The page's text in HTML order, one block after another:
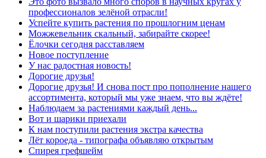
профессионалов зелёной отрасли!
Успейте купить растения по прошлогним ценам
Можжевельник скальный, забирайте скорее!
Ёлочки сегодня расставляем
Новое поступление
У нас радостная новость!
Дорогие друзья!
Дорогие друзья! И снова пост про пополнение нашего
ассортимента, который мы уже знаем, что вы ждёте!
Наблюдаем за растениями каждый день...
Вот и шарики приехали
К нам поступили растения экстра качества
Лёт короеда - типографа объявляю открытым
Спирея грефшейм